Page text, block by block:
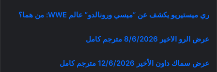
ري ميستيريو يكشف عن “ميسي ورونالدو” عالم WWE: من هما؟
عرض الرو الاخير 8/6/2026 مترجم كامل
عرض سماك داون الأخير 12/6/2026 مترجم كامل